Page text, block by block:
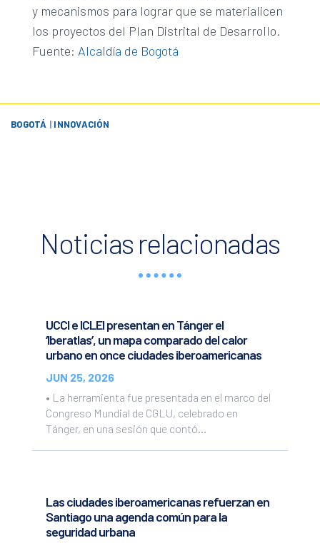
y mecanismos para lograr que se materialicen
los proyectos del Plan Distrital de Desarrollo.
Fuente: Alcaldía de Bogotá
BOGOTÁ | INNOVACIÓN
Noticias relacionadas
UCCI e ICLEI presentan en Tánger el
‘Iberatlas’, un mapa comparado del calor
urbano en once ciudades iberoamericanas
JUN 25, 2026
• La herramienta fue presentada en el marco del
Congreso Mundial de CGLU, celebrado en
Tánger, en una sesión que contó...
Las ciudades iberoamericanas refuerzan en
Santiago una agenda común para la
seguridad urbana